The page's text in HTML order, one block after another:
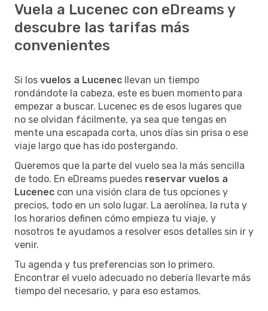
Vuela a Lucenec con eDreams y
descubre las tarifas más
convenientes
Si los vuelos a Lucenec llevan un tiempo
rondándote la cabeza, este es buen momento para
empezar a buscar. Lucenec es de esos lugares que
no se olvidan fácilmente, ya sea que tengas en
mente una escapada corta, unos días sin prisa o ese
viaje largo que has ido postergando.
Queremos que la parte del vuelo sea la más sencilla
de todo. En eDreams puedes reservar vuelos a
Lucenec con una visión clara de tus opciones y
precios, todo en un solo lugar. La aerolínea, la ruta y
los horarios definen cómo empieza tu viaje, y
nosotros te ayudamos a resolver esos detalles sin ir y
venir.
Tu agenda y tus preferencias son lo primero.
Encontrar el vuelo adecuado no debería llevarte más
tiempo del necesario, y para eso estamos.